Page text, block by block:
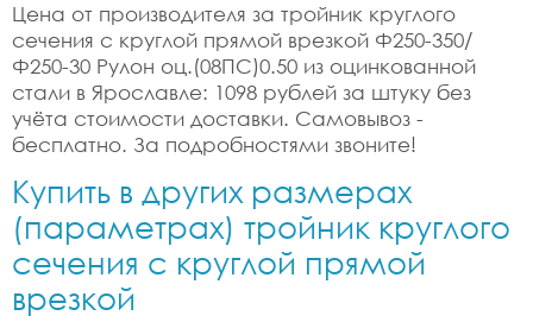
Цена от производителя за тройник круглого
сечения с круглой прямой врезкой Ф250-350/
Ф250-30 Рулон оц.(08ПС)0.50 из оцинкованной
стали в Ярославле: 1098 рублей за штуку без
учёта стоимости доставки. Самовывоз -
бесплатно. За подробностями звоните!
Купить в других размерах
(параметрах) тройник круглого
сечения с круглой прямой
врезкой